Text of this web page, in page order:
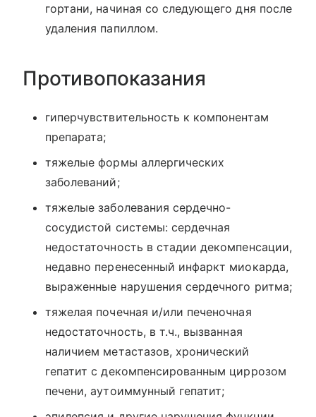
гортани, начиная со следующего дня после
удаления папиллом.
Противопоказания
гиперчувствительность к компонентам
препарата;
тяжелые формы аллергических
заболеваний;
тяжелые заболевания сердечно-
сосудистой системы: сердечная
недостаточность в стадии декомпенсации,
недавно перенесенный инфаркт миокарда,
выраженные нарушения сердечного ритма;
тяжелая почечная и/или печеночная
недостаточность, в т.ч., вызванная
наличием метастазов, хронический
гепатит с декомпенсированным циррозом
печени, аутоиммунный гепатит;